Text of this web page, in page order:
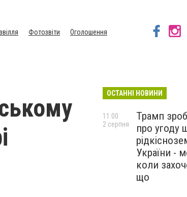
Фотозвіти
Оголошення
ОСТАННІ НОВИНИ
Трамп
про угоду
України -
коли
що
11:00
2 серпня